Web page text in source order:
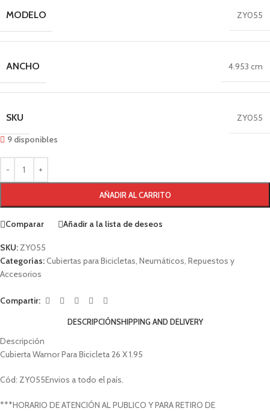
MODELO ZY055
ANCHO 4.953 cm
SKU
ZY055
9 disponibles
AÑADIR AL CARRITO
Comparar Añadir a la lista de deseos
SKU: ZY055
Categorías:Cubiertas para Bicicletas Neumáticos Repuestos y
Accesorios
Compartir:
DESCRIPCIÓNSHIPPING AND DELIVERY
Descripción
Cubierta Wamor Para Bicicleta 26 X 1.95
Cód: ZY055Envios a todo el país.
***HORARIO DE ATENCIÓN AL PUBLICO Y PARA RETIRO DE